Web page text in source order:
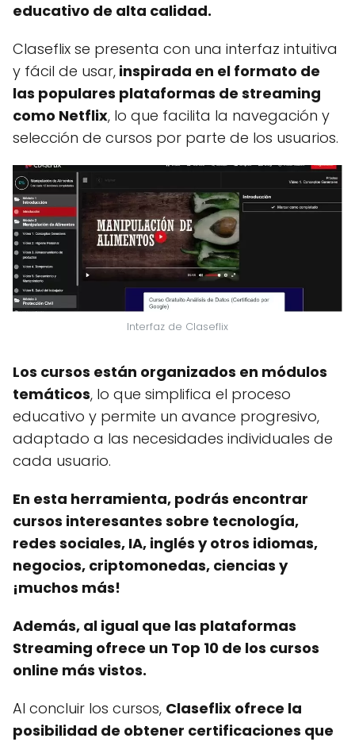
educativo de alta calidad.
Claseflix se presenta con una interfaz intuitiva
y fácil de usar, inspirada en el formato de
las populares plataformas de streaming
como Netflix, lo que facilita la navegación y
selección de cursos por parte de los usuarios.
Interfaz de Claseflix
Los cursos están organizados en módulos
temáticos, lo que simplifica el proceso
educativo y permite un avance progresivo,
adaptado a las necesidades individuales de
cada usuario.
En esta herramienta, podrás encontrar
cursos interesantes sobre tecnología,
redes sociales, IA, inglés y otros idiomas,
negocios, criptomonedas, ciencias y
¡muchos más!
Además, al igual que las plataformas
Streaming ofrece un Top 10 de los cursos
online más vistos.
Al concluir los cursos, Claseflix ofrece la
posibilidad de obtener certificaciones que